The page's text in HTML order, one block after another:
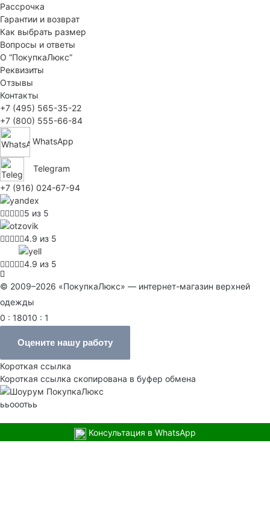
Рассрочка
Гарантии и возврат
Как выбрать размер
Вопросы и ответы
О “ПокупкаЛюкс”
Реквизиты
Отзывы
Контакты
+7 (495) 565-35-22
+7 (800) 555-66-84
WhatsApp
Telegram
+7 (916) 024-67-94
5 из 5
4.9 из 5
4.9 из 5
© 2009–2026 «ПокупкаЛюкс» — интернет-магазин верхней
одежды
0 : 18010 : 1
Оцените нашу работу
Короткая ссылка
Короткая ссылка скопирована в буфер обмена
ььооотьь
Консультация в WhatsApp